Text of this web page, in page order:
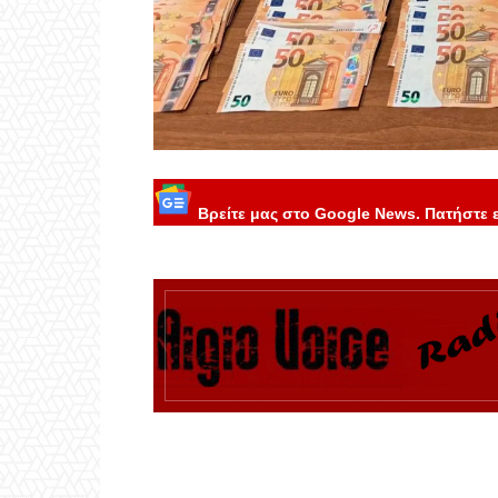
Βρείτε μας στο Google News. Πατήστε